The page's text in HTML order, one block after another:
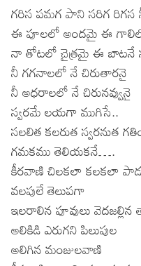
గరిస పమగ పాని సరిగ రిగస
ఈ పూలలో అందమై ఈ
నా తోటలో చైత్రమై ఈ బాటనే
నీ గగనాలలో నే చిరుతారనై
నీ అధరాలలో నే చిరునవ్వునై
స్వరమే లయగా ముగిసే..
సలలిత కలరుత స్వరనుత
గమకము తెలియకనే….
కీరవాణి చిలకలా కలకలా
వలపులే తెలుపగా
ఇలరాలిన పూవులు వెదజల్లిన
అలికిడి ఎరుగని పిలుపుల
అలిగిన మంజులవాణి